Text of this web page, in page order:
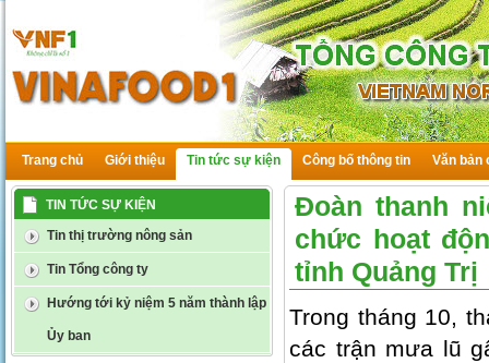
Trang chủ Giới thiệu Tin tức sự kiện Công bố thông tin Văn bản
TIN TỨC SỰ KIỆN
Tin thị trường nông sản
Tin Tổng công ty
Hướng tới kỷ niệm 5 năm thành lập
Ủy ban
Đoàn thanh
chức hoạt
tỉnh Quảng Trị
Trong tháng 10,
các trận mưa lũ